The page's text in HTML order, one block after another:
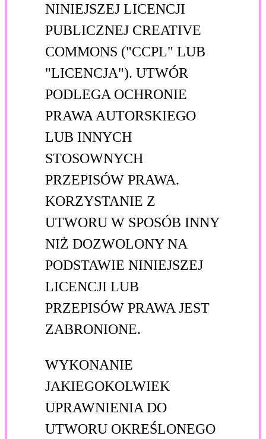
NINIEJSZEJ LICENCJI
PUBLICZNEJ CREATIVE
COMMONS ("CCPL" LUB
"LICENCJA"). UTWÓR
PODLEGA OCHRONIE
PRAWA AUTORSKIEGO
LUB INNYCH
STOSOWNYCH
PRZEPISÓW PRAWA.
KORZYSTANIE Z
UTWORU W SPOSÓB INNY
NIŻ DOZWOLONY NA
PODSTAWIE NINIEJSZEJ
LICENCJI LUB
PRZEPISÓW PRAWA JEST
ZABRONIONE.
WYKONANIE
JAKIEGOKOLWIEK
UPRAWNIENIA DO
UTWORU OKREŚLONEGO